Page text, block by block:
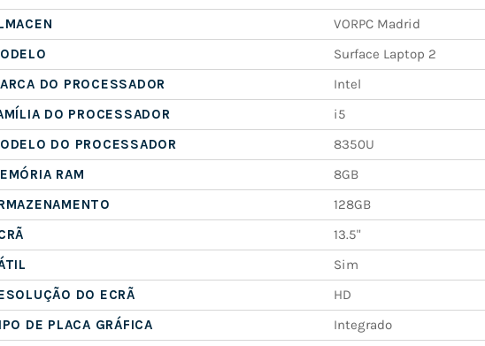
VORPC Madrid
Surface Laptop 2
DO PROCESSADOR
Intel
DO PROCESSADOR
i5
DO PROCESSADOR
8350U
RAM
8GB
128GB
13.5"
Sim
DO ECRÃ
HD
DE PLACA GRÁFICA
Integrado